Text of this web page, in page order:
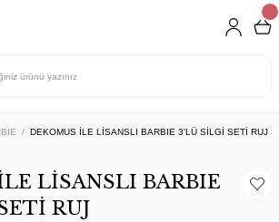
DEKOMUS İLE LİSANSLI BARBIE 3'LÜ SİLGİ SETİ RUJ
LİSANSLI BARBIE
RUJ